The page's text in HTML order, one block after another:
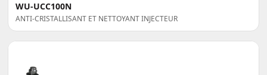
WU-UCC100N
ANTI-CRISTALLISANT ET NETTOYANT INJECTEUR